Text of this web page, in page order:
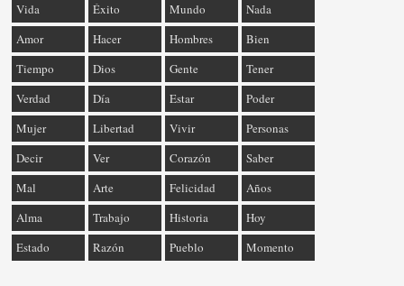
Vida Éxito Mundo
Nada
Amor
Hacer Hombres
Bien
Tiempo
Dios Gente
Tener
Verdad
Día Estar
Poder
Mujer
Libertad Vivir
Personas
Decir
Ver Corazón
Saber
Mal
Arte Felicidad
Años
Alma
Trabajo Historia
Hoy
Estado
Razón Pueblo Momento